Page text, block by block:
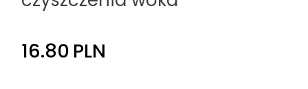
16.80 PLN